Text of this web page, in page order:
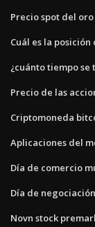
Precio spot del
Cuál es la
¿cuánto tiempo
Precio de las
Criptomoneda
Aplicaciones del
Día de comercio
Día de
Novn stock